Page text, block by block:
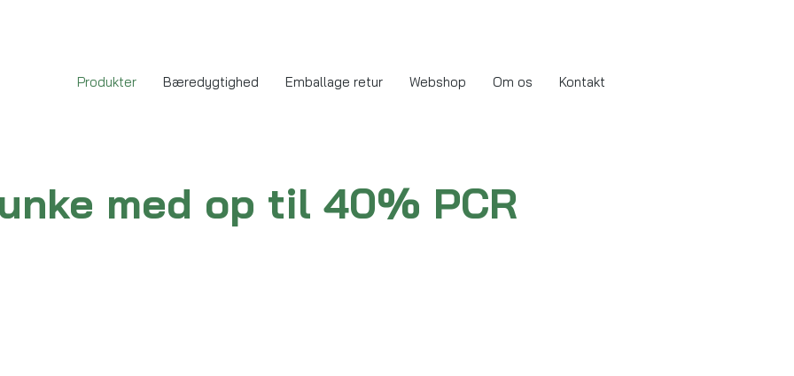
Produkter Bæredygtighed Emballage retur Webshop Om os Kontakt
med op til 40% PCR